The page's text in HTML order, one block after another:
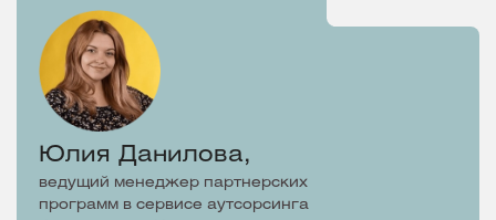
Юлия Данилова,
ведущий менеджер партнерских
программ в сервисе аутсорсинга